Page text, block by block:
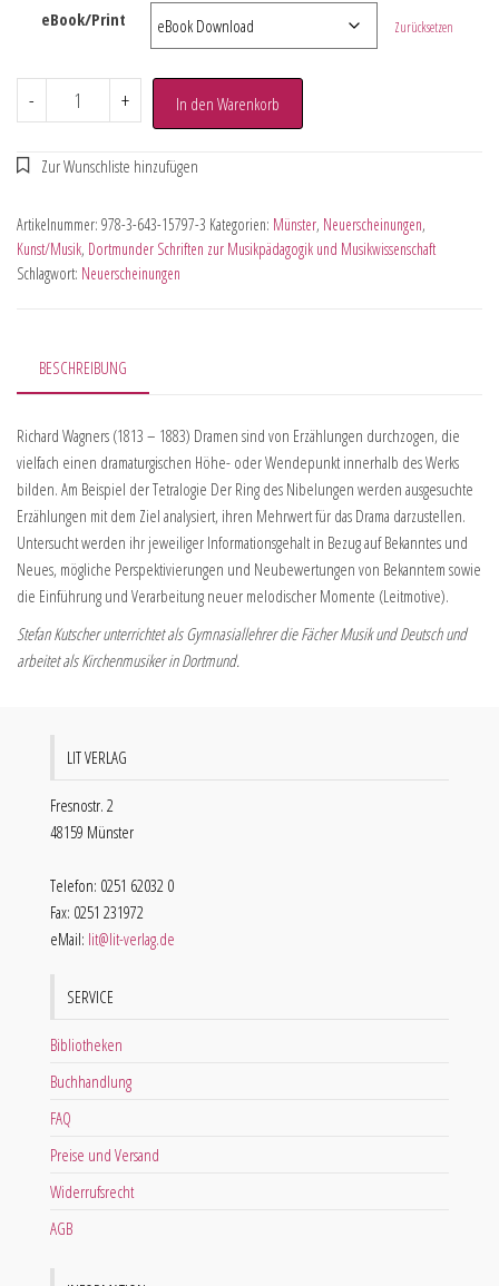
eBook/Print Zurücksetzen
- + In den Warenkorb
Artikelnummer: 978-3-643-15797-3 Kategorien: Münster, Neuerscheinungen,
Kunst/Musik, Dortmunder Schriften zur Musikpädagogik und Musikwissenschaft
Schlagwort: Neuerscheinungen
BESCHREIBUNG
Richard Wagners (1813 – 1883) Dramen sind von Erzählungen durchzogen, die
vielfach einen dramaturgischen Höhe- oder Wendepunkt innerhalb des Werks
bilden. Am Beispiel der Tetralogie Der Ring des Nibelungen werden ausgesuchte
Erzählungen mit dem Ziel analysiert, ihren Mehrwert für das Drama darzustellen.
Untersucht werden ihr jeweiliger Informationsgehalt in Bezug auf Bekanntes und
Neues, mögliche Perspektivierungen und Neubewertungen von Bekanntem sowie
die Einführung und Verarbeitung neuer melodischer Momente (Leitmotive).
Stefan Kutscher unterrichtet als Gymnasiallehrer die Fächer Musik und Deutsch und
arbeitet als Kirchenmusiker in Dortmund.
LIT VERLAG
Fresnostr. 2
48159 Münster
Telefon: 0251 62032 0
Fax: 0251 231972
eMail: lit@lit-verlag.de
SERVICE
Bibliotheken
Buchhandlung
FAQ
Preise und Versand
Widerrufsrecht
AGB